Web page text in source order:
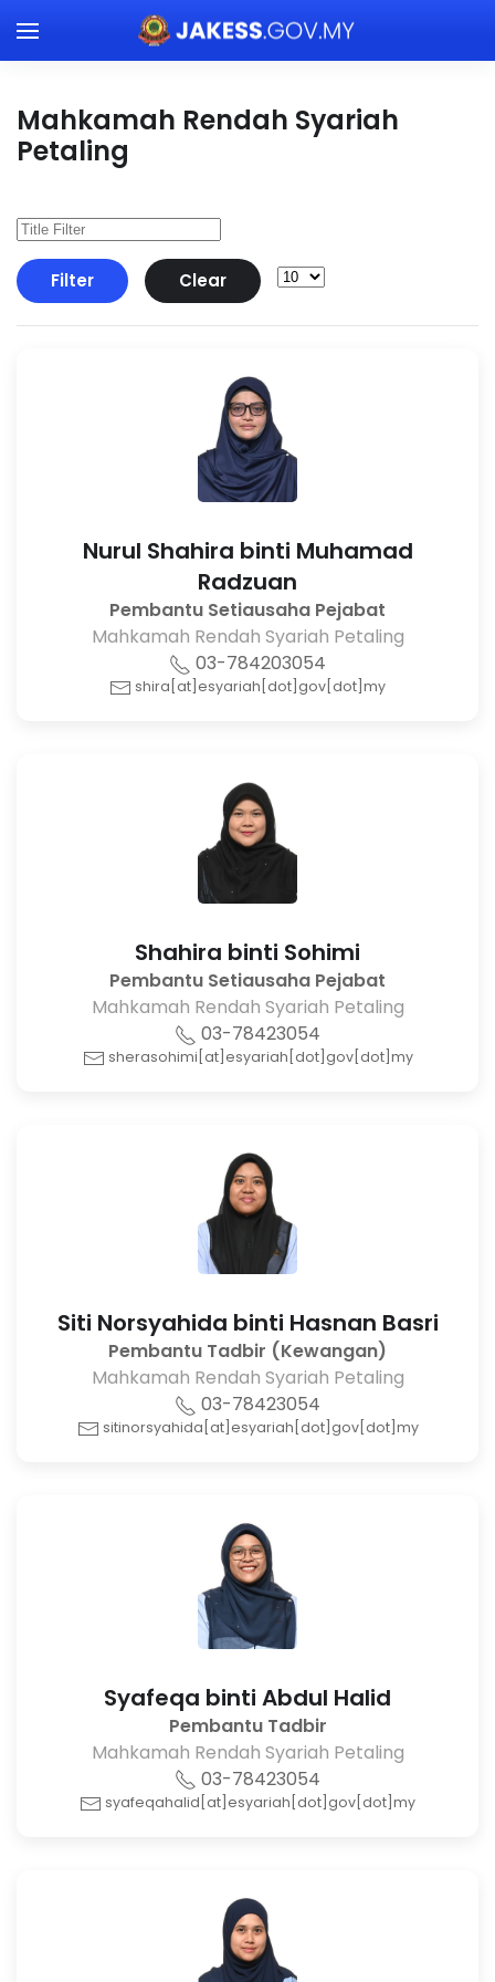
Skip to main content
Mahkamah Rendah Syariah
Petaling
Filter Clear
Nurul Shahira binti Muhamad
Radzuan
Pembantu Setiausaha Pejabat
Mahkamah Rendah Syariah Petaling
03-784203054
shira[at]esyariah[dot]gov[dot]my
Shahira binti Sohimi
Pembantu Setiausaha Pejabat
Mahkamah Rendah Syariah Petaling
03-78423054
sherasohimi[at]esyariah[dot]gov[dot]my
Siti Norsyahida binti Hasnan Basri
Pembantu Tadbir (Kewangan)
Mahkamah Rendah Syariah Petaling
03-78423054
sitinorsyahida[at]esyariah[dot]gov[dot]my
Syafeqa binti Abdul Halid
Pembantu Tadbir
Mahkamah Rendah Syariah Petaling
03-78423054
syafeqahalid[at]esyariah[dot]gov[dot]my